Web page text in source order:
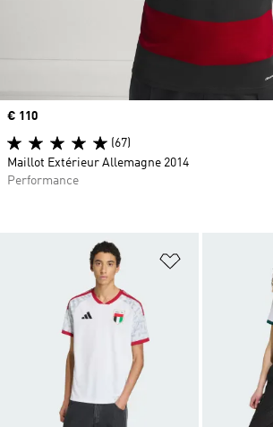
Ajouter à la
Prix
€ 110
(67)
Maillot Extérieur Allemagne 2014
Performance